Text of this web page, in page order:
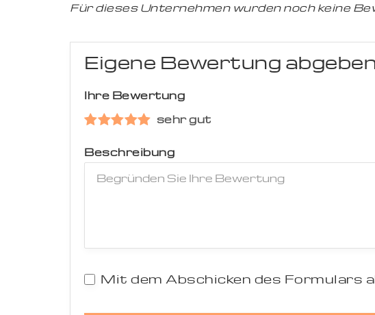
Für dieses Unternehmen wurden noch keine
Eigene Bewertung
Ihre Bewertung
sehr gut
Beschreibung
Mit dem Abschicken des Formulars